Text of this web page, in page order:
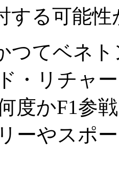
する可能性
つてベネ
・リチャ
度かF1参
ーやスポ